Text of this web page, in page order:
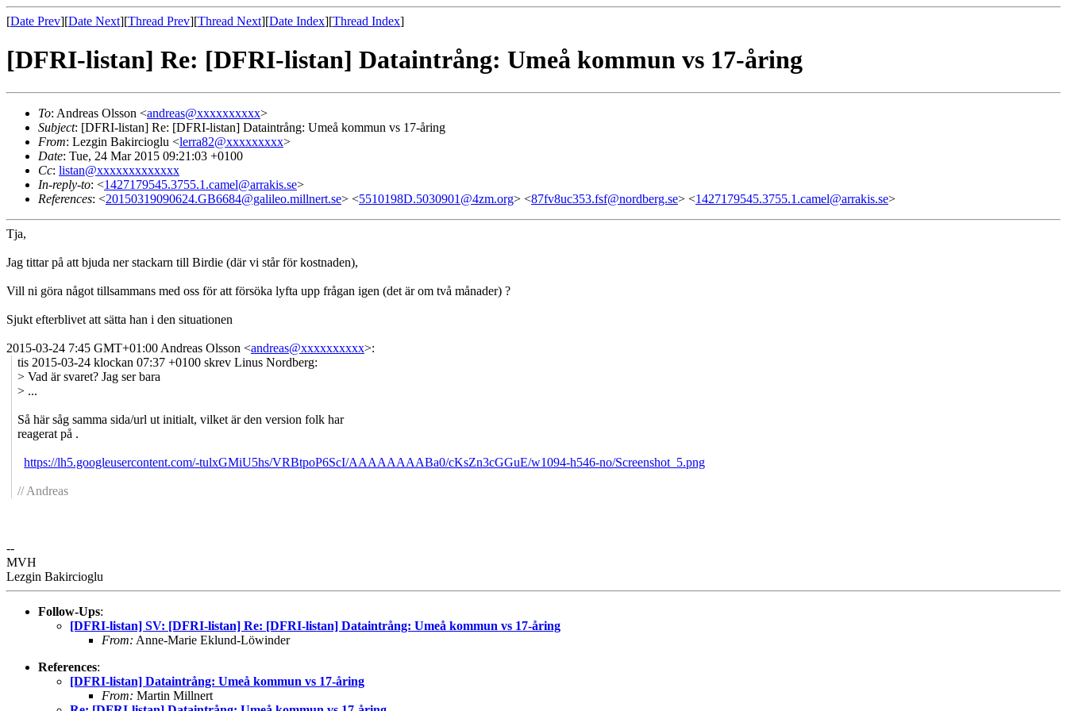
[Date Prev][Date Next][Thread Prev][Thread Next][Date Index][Thread Index]
[DFRI-listan] Re: [DFRI-listan] Dataintrång: Umeå kommun vs 17-åring
To: Andreas Olsson <andreas@xxxxxxxxxx>
Subject: [DFRI-listan] Re: [DFRI-listan] Dataintrång: Umeå kommun vs 17-åring
From: Lezgin Bakircioglu <lerra82@xxxxxxxxx>
Date: Tue, 24 Mar 2015 09:21:03 +0100
Cc: listan@xxxxxxxxxxxxx
In-reply-to: <1427179545.3755.1.camel@arrakis.se>
References: <20150319090624.GB6684@galileo.millnert.se> <5510198D.5030901@4zm.org> <87fv8uc353.fsf@nordberg.se> <1427179545.3755.1.camel@arrakis.se>
Tja,
Jag tittar på att bjuda ner stackarn till Birdie (där vi står för kostnaden),
Vill ni göra något tillsammans med oss för att försöka lyfta upp frågan igen (det är om två månader) ?
Sjukt efterblivet att sätta han i den situationen
2015-03-24 7:45 GMT+01:00 Andreas Olsson <andreas@xxxxxxxxxx>:
tis 2015-03-24 klockan 07:37 +0100 skrev Linus Nordberg:
> Vad är svaret? Jag ser bara
> ...
Så här såg samma sida/url ut initialt, vilket är den version folk har
reagerat på .
https://lh5.googleusercontent.com/-tulxGMiU5hs/VRBtpoP6ScI/AAAAAAAABa0/cKsZn3cGGuE/w1094-h546-no/Screenshot_5.png
// Andreas
--
MVH
Lezgin Bakircioglu
Follow-Ups:
[DFRI-listan] SV: [DFRI-listan] Re: [DFRI-listan] Dataintrång: Umeå kommun vs 17-åring
From: Anne-Marie Eklund-Löwinder
References:
[DFRI-listan] Dataintrång: Umeå kommun vs 17-åring
From: Martin Millnert